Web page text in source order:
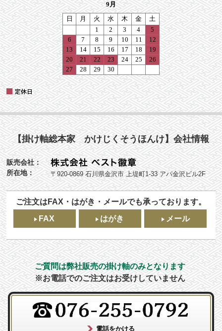
【掛け軸総本家 かけじくそうほんけ】会社情報
販売会社：
所在地：
〒920-0869 石川県金沢市 上堤町1-33 アパ金沢ビル2F
ご注文はFAX・はがき・メールでも承っております。
FAX
はがき メール
ご質問は弊社販売の掛け軸のみとなります
※お電話でのご注文はお受けしていません